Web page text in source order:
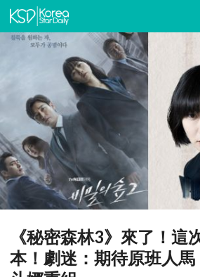
《秘密森林3》來了！這
本！劇迷：期待原班人